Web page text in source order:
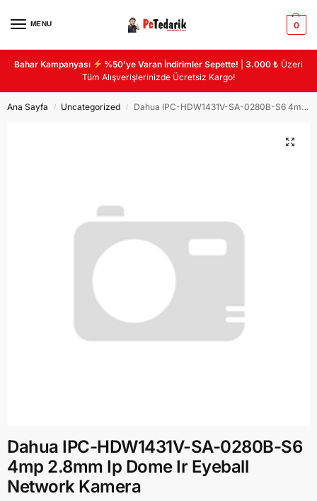
MENU 0
Bahar Kampanyası %50’ye Varan İndirimler Sepette! |3.000 ₺ Üzeri
Tüm Alışverişlerinizde Ücretsiz Kargo!
Ana Sayfa / Uncategorized / Dahua IPC-HDW1431V-SA-0280B-S6 4mp 2.8mm Ip Dome Ir Eyeball Network Kamera
Dahua IPC-HDW1431V-SA-0280B-S6
4mp 2.8mm Ip Dome Ir Eyeball
Network Kamera